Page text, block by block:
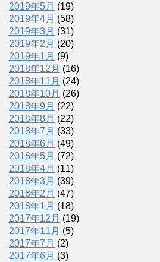
2019年5月 (19)
2019年4月 (58)
2019年3月 (31)
2019年2月 (20)
2019年1月 (9)
2018年12月 (16)
2018年11月 (24)
2018年10月 (26)
2018年9月 (22)
2018年8月 (22)
2018年7月 (33)
2018年6月 (49)
2018年5月 (72)
2018年4月 (11)
2018年3月 (39)
2018年2月 (47)
2018年1月 (18)
2017年12月 (19)
2017年11月 (5)
2017年7月 (2)
2017年6月 (3)